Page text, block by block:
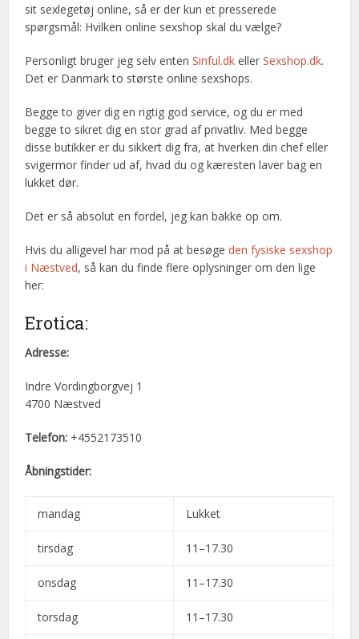
sit sexlegetøj online, så er der kun et presserede
spørgsmål: Hvilken online sexshop skal du vælge?
Personligt bruger jeg selv entenSinful.dk ellerSexshop.dk.
Det er Danmark to største online sexshops.
Begge to giver dig en rigtig god service, og du er med
begge to sikret dig en stor grad af privatliv. Med begge
disse butikker er du sikkert dig fra, at hverken din chef eller
svigermor finder ud af, hvad du og kæresten laver bag en
lukket dør.
Det er så absolut en fordel, jeg kan bakke op om.
Hvis du alligevel har mod på at besøgeden fysiske sexshop
i Næstved, så kan du finde flere oplysninger om den lige
her:
Erotica:
Adresse:
Indre Vordingborgvej 1
4700 Næstved
Telefon: +4552173510
Åbningstider:
mandag Lukket
tirsdag 11–17.30
onsdag 11–17.30
torsdag 11–17.30